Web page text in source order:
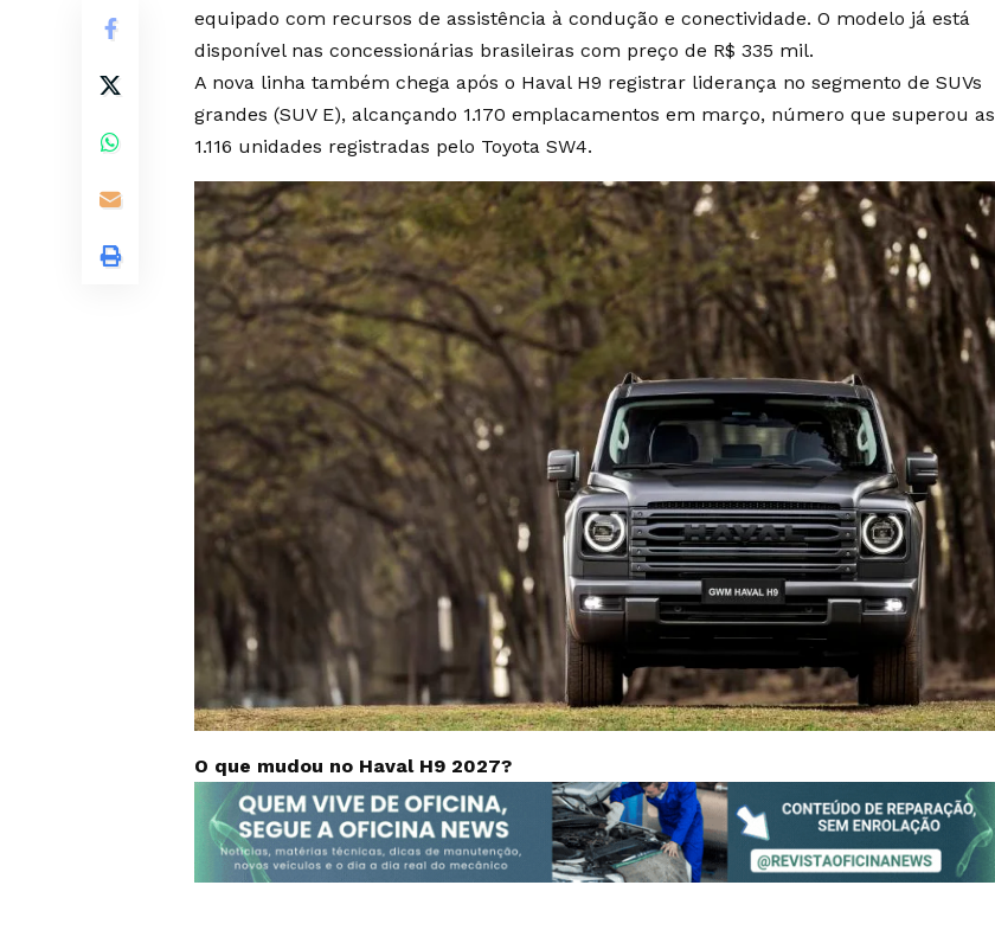
equipado com recursos de assistência à condução e conectividade. O modelo já está
disponível nas concessionárias brasileiras com preço de R$ 335 mil.
A nova linha também chega após o Haval H9 registrar liderança no segmento de SUVs
grandes (SUV E), alcançando 1.170 emplacamentos em março, número que superou as
1.116 unidades registradas pelo Toyota SW4.
O que mudou no Haval H9 2027?